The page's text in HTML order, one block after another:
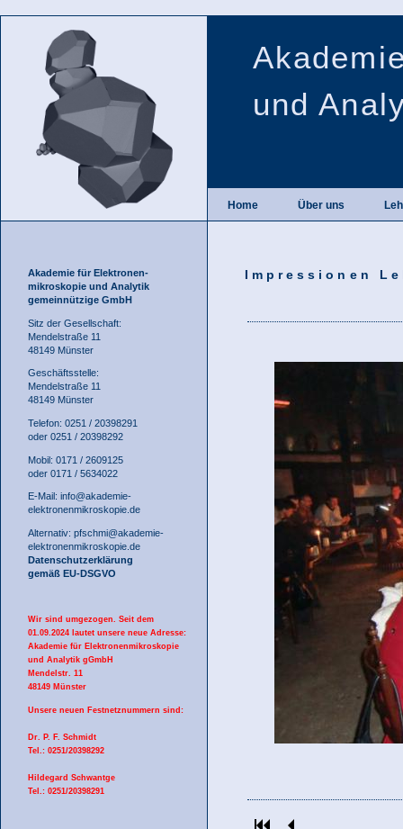
und
Home Über uns
Akademie für Elektronen-
mikroskopie und Analytik
gemeinnützige GmbH
Sitz der Gesellschaft:
Mendelstraße 11
48149 Münster
Geschäftsstelle:
Mendelstraße 11
48149 Münster
Telefon: 0251 / 20398291
oder 0251 / 20398292
Mobil: 0171 / 2609125
oder 0171 / 5634022
E-Mail: info@akademie-
elektronenmikroskopie.de
Alternativ: pfschmi@akademie-
elektronenmikroskopie.de
Datenschutzerklärung
gemäß EU-DSGVO
Wir sind umgezogen. Seit dem
01.09.2024 lautet unsere neue Adresse:
Akademie für Elektronenmikroskopie
und Analytik gGmbH
Mendelstr. 11
48149 Münster
Unsere neuen Festnetznummern sind:
Dr. P. F. Schmidt
Tel.: 0251/20398292
Hildegard Schwantge
Tel.: 0251/20398291
Impressionen